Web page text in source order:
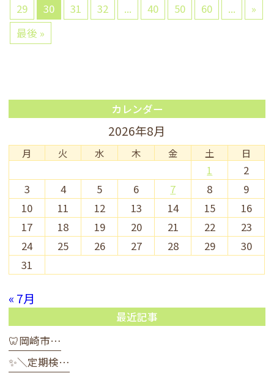
29
30 31 32 ... 40 50 60 ...
»
最後 »
カレンダー
2026年8月
月 火 水 木 金 土 日
1
2
3
4 5 6 7 8
9
10
11 12 13 14 15
16
17
18 19 20 21 22
23
24
25 26 27 28 29
30
31
« 7月
最近記事
🦷岡崎市…
✨＼定期検…